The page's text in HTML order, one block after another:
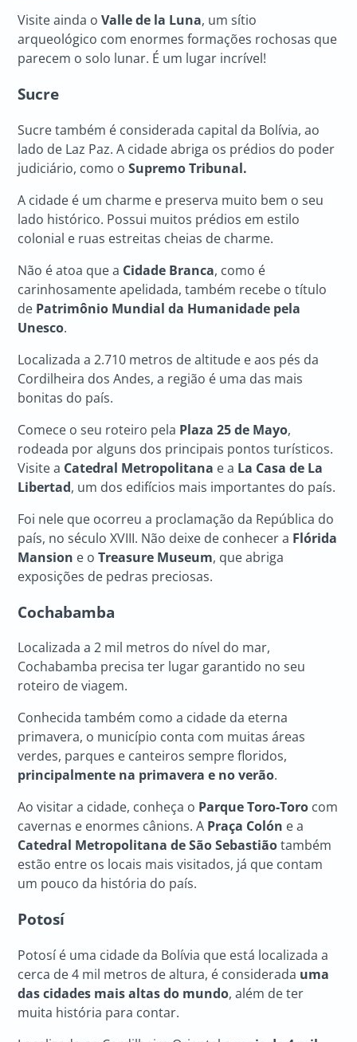
Visite ainda oValle de la Luna, um sítio
arqueológico com enormes formações rochosas que
parecem o solo lunar. É um lugar incrível!
Sucre
Sucre também é considerada capital da Bolívia, ao
lado de Laz Paz. A cidade abriga os prédios do poder
judiciário, como oSupremo Tribunal.
A cidade é um charme e preserva muito bem o seu
lado histórico. Possui muitos prédios em estilo
colonial e ruas estreitas cheias de charme.
Não é atoa que a Cidade Branca, como é
carinhosamente apelidada, também recebe o título
de Patrimônio Mundial da Humanidade pela
Unesco.
Localizada a 2.710 metros de altitude e aos pés da
Cordilheira dos Andes, a região é uma das mais
bonitas do país.
Comece o seu roteiro pela Plaza 25 de Mayo,
rodeada por alguns dos principais pontos turísticos.
Visite a Catedral Metropolitana e a La Casa de La
Libertad, um dos edifícios mais importantes do país.
Foi nele que ocorreu a proclamação da República do
país, no século XVIII. Não deixe de conhecer a Flórida
Mansion e oTreasure Museum, que abriga
exposições de pedras preciosas.
Cochabamba
Localizada a 2 mil metros do nível do mar,
Cochabamba precisa ter lugar garantido no seu
roteiro de viagem.
Conhecida também como a cidade da eterna
primavera, o município conta com muitas áreas
verdes, parques e canteiros sempre floridos,
principalmente na primavera e no verão.
Ao visitar a cidade, conheça o Parque Toro-Toro com
cavernas e enormes cânions. A Praça Colón e a
Catedral Metropolitana de São Sebastiãotambém
estão entre os locais mais visitados, já que contam
um pouco da história do país.
Potosí
Potosí é uma cidade da Bolívia que está localizada a
cerca de 4 mil metros de altura, é considerada uma
das cidades mais altas do mundo, além de ter
muita história para contar.